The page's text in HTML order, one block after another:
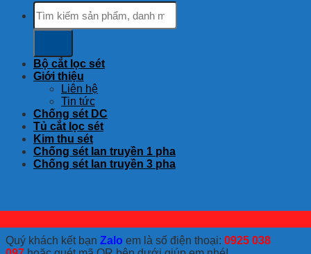
Tìm
kiếm:
Bộ cắt lọc sét
Giới thiệu
Liên hệ
Tin tức
Chống sét DC
Tủ cắt lọc sét
Kim thu sét
Chống sét lan truyền 1 pha
Chống sét lan truyền 3 pha
Quý khách kết bạn Zalo em là số điện thoại: 0925 038